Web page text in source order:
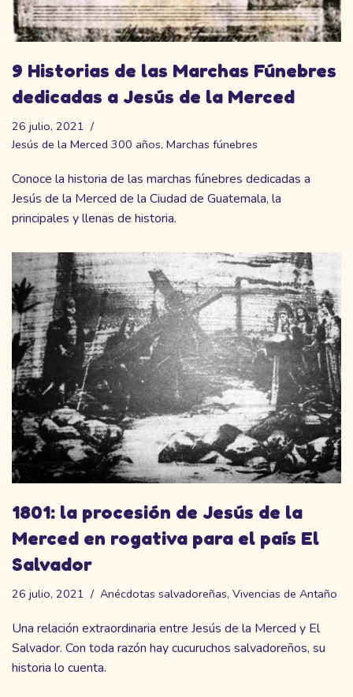
9 Historias de las Marchas Fúnebres
dedicadas a Jesús de la Merced
26 julio, 2021
Jesús de la Merced 300 años, Marchas fúnebres
Conoce la historia de las marchas fúnebres dedicadas a
Jesús de la Merced de la Ciudad de Guatemala, la
principales y llenas de historia.
1801: la procesión de Jesús de la
Merced en rogativa para el país El
Salvador
26 julio, 2021 Anécdotas salvadoreñas, Vivencias de Antaño
Una relación extraordinaria entre Jesús de la Merced y El
Salvador. Con toda razón hay cucuruchos salvadoreños, su
historia lo cuenta.